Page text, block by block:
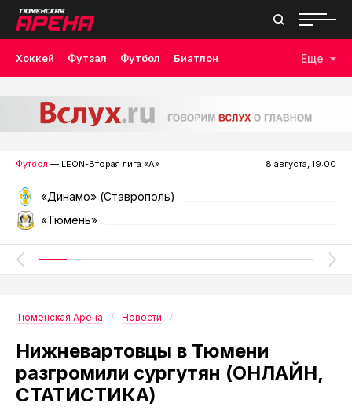
Хоккей Футзал Футбол Биатлон Еще
Футбол — LEON-Вторая лига «А» 8 августа, 19:00
«Динамо» (Ставрополь)
«Тюмень»
Тюменская Арена Новости
Нижневартовцы в Тюмени
разгромили сургутян (ОНЛАЙН,
СТАТИСТИКА)